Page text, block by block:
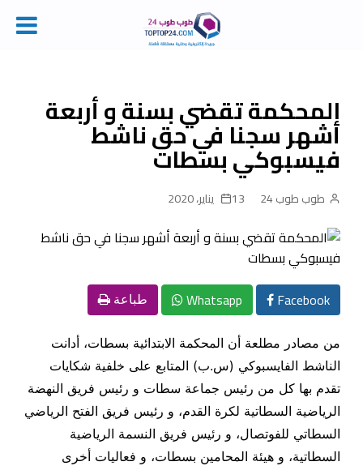
contentالمحكمة تقضي بسنة و أربعة
أشهر سجنا في حق ناشط
فيسبوكي بسطات
طوب طوب 24 13 يناير، 2020
Facebook
Whatsapp طباعة
من مصادر مطلعة أن المحكمة الابتدائية بسطات، أدانت
الناشط الفايسبوكي (س.ب) المتابع على خلفية شكايات
تقدم بها كل من رئيس جماعة سطات و رئيس فريق النهضة
الرياضية السطاتية لكرة القدم، و رئيس فريق الفتح الرياضي
السطاتي للفوتصال، و رئيس فريق النسمة الرياضية
السطاتية، و هيئة المحامين بسطات، و فعاليات أخرى